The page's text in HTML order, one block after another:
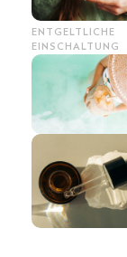
ENTGELTLICHE
EINSCHALTUNG